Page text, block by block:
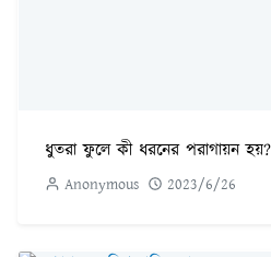
ধুতরা ফুলে কী ধরনের পরাগায়ন হয়?
Anonymous 2023/6/26